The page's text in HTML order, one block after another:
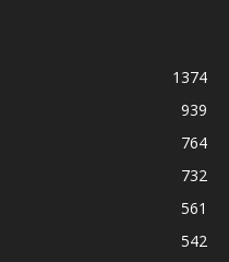
1374
939
764
732
561
542